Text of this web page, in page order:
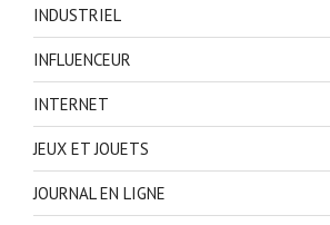
INDUSTRIEL
INFLUENCEUR
INTERNET
JEUX ET JOUETS
JOURNAL EN LIGNE